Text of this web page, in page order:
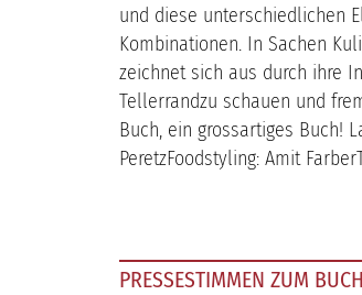
und diese unterschiedlichen
Kombinationen. In Sachen
zeichnet sich aus durch ihre
Tellerrandzu schauen und
Buch, ein grossartiges Buch!
PeretzFoodstyling: Amit
PRESSESTIMMEN ZUM BUCH